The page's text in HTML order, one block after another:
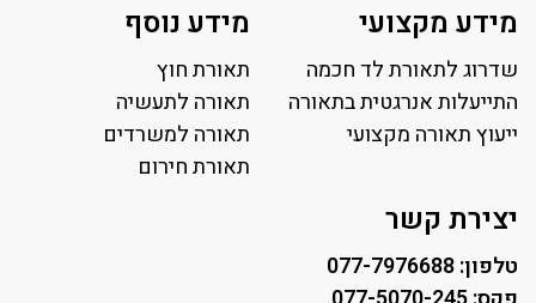
פאנל לד
פרופיל תאורה
תאורה לאולמות ספורט
תאורה למגרשי טניס
מידע מקצועי
שדרוג לתאורת לד חכמה
התייעלות אנרגטית בתאורה
ייעוץ תאורה מקצועי
מידע נוסף
תאורת חוץ
תאורה לתעשיה
תאורה למשרדים
תאורת חירום
יצירת קשר
טלפון: 077-7976688